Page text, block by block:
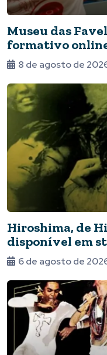
Museu das
formativo
Museológica
8 de agosto de
Hiroshima, de
disponível em
6 de agosto de